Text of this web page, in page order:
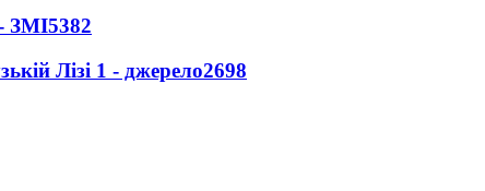
ЗМІ5382
Лізі 1 - джерело2698